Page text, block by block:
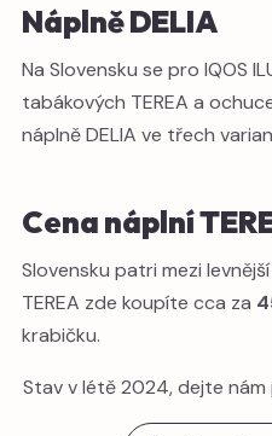
Náplně DELIA
Na Slovensku se pro IQOS
tabákových TEREA a
náplně DELIA ve třech
Cena náplní
Slovensku patri mezi
TEREA zde koupíte cca za
krabičku.
Stav v létě 2024, dejte